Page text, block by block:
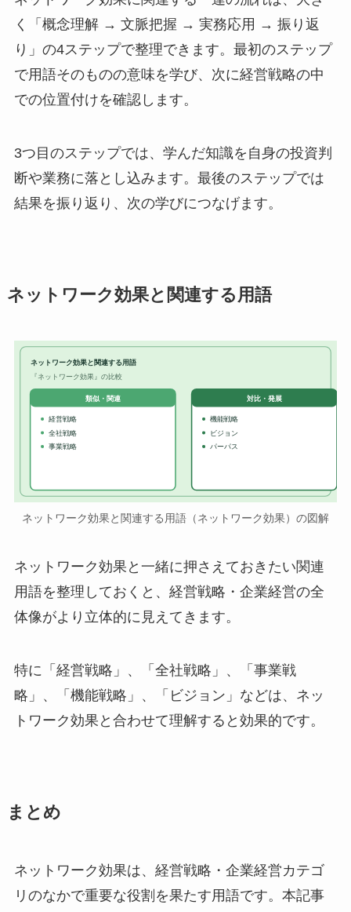
く「概念理解 → 文脈把握 → 実務応用 → 振り返
り」の4ステップで整理できます。最初のステップ
で用語そのものの意味を学び、次に経営戦略の中
での位置付けを確認します。
3つ目のステップでは、学んだ知識を自身の投資判
断や業務に落とし込みます。最後のステップでは
結果を振り返り、次の学びにつなげます。
ネットワーク効果と関連する用語
ネットワーク効果と関連する用語
『ネットワーク効果』の比較
類似・関連
経営戦略
全社戦略
事業戦略
対比・発展
機能戦略
ビジョン
パーパス
ネットワーク効果と関連する用語（ネットワーク効果）の図解
ネットワーク効果と一緒に押さえておきたい関連
用語を整理しておくと、経営戦略・企業経営の全
体像がより立体的に見えてきます。
特に「経営戦略」、「全社戦略」、「事業戦
略」、「機能戦略」、「ビジョン」などは、ネッ
トワーク効果と合わせて理解すると効果的です。
まとめ
ネットワーク効果は、経営戦略・企業経営カテゴ
リのなかで重要な役割を果たす用語です。本記事